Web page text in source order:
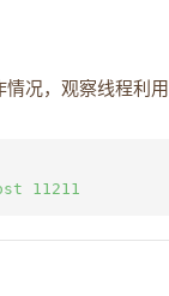
情况，观察线程利